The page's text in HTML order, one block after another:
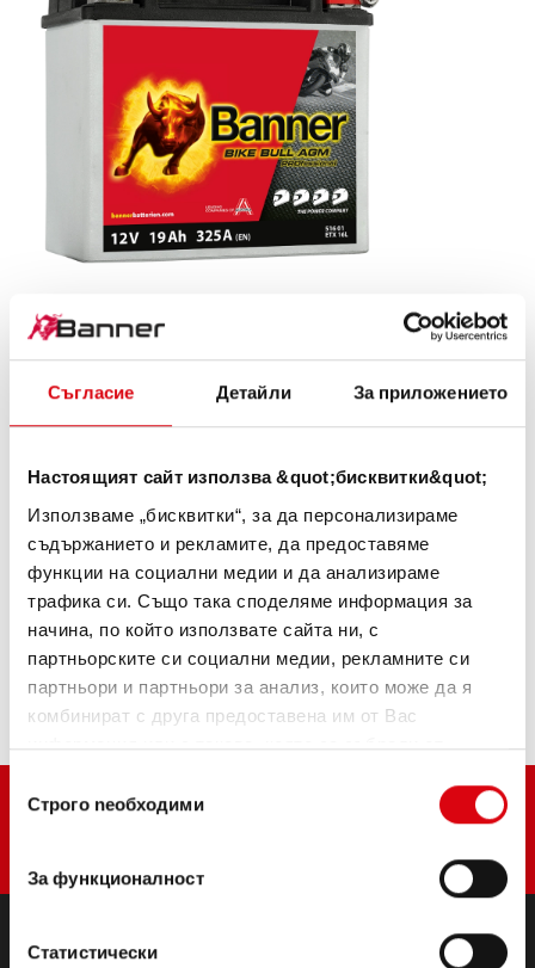
Съгласие Детайли За приложението
Настоящият сайт използва &quot;бисквитки&quot;
Използваме „бисквитки“, за да персонализираме
съдържанието и рекламите, да предоставяме
функции на социални медии и да анализираме
трафика си. Също така споделяме информация за
начина, по който използвате сайта ни, с
партньорските си социални медии, рекламните си
партньори и партньори за анализ, които може да я
комбинират с друга предоставена им от Вас
информация или с такава, която са събрали от
наСтрого nеобходими
За функционалност
Статистически
Bike Bull AGM PROfessional
AGM PRO 516 01 / BETX16L - ETX16L
Banner. Качество на оригинал за дооборудване (OE).
ИНФОРМАЦИЯ ЗА ИЗДЕЛИЯТА >
Купете този акумулатор:
ТЪРГОВЦИ И СЕРВИЗИ ЗА МОНТАЖ >